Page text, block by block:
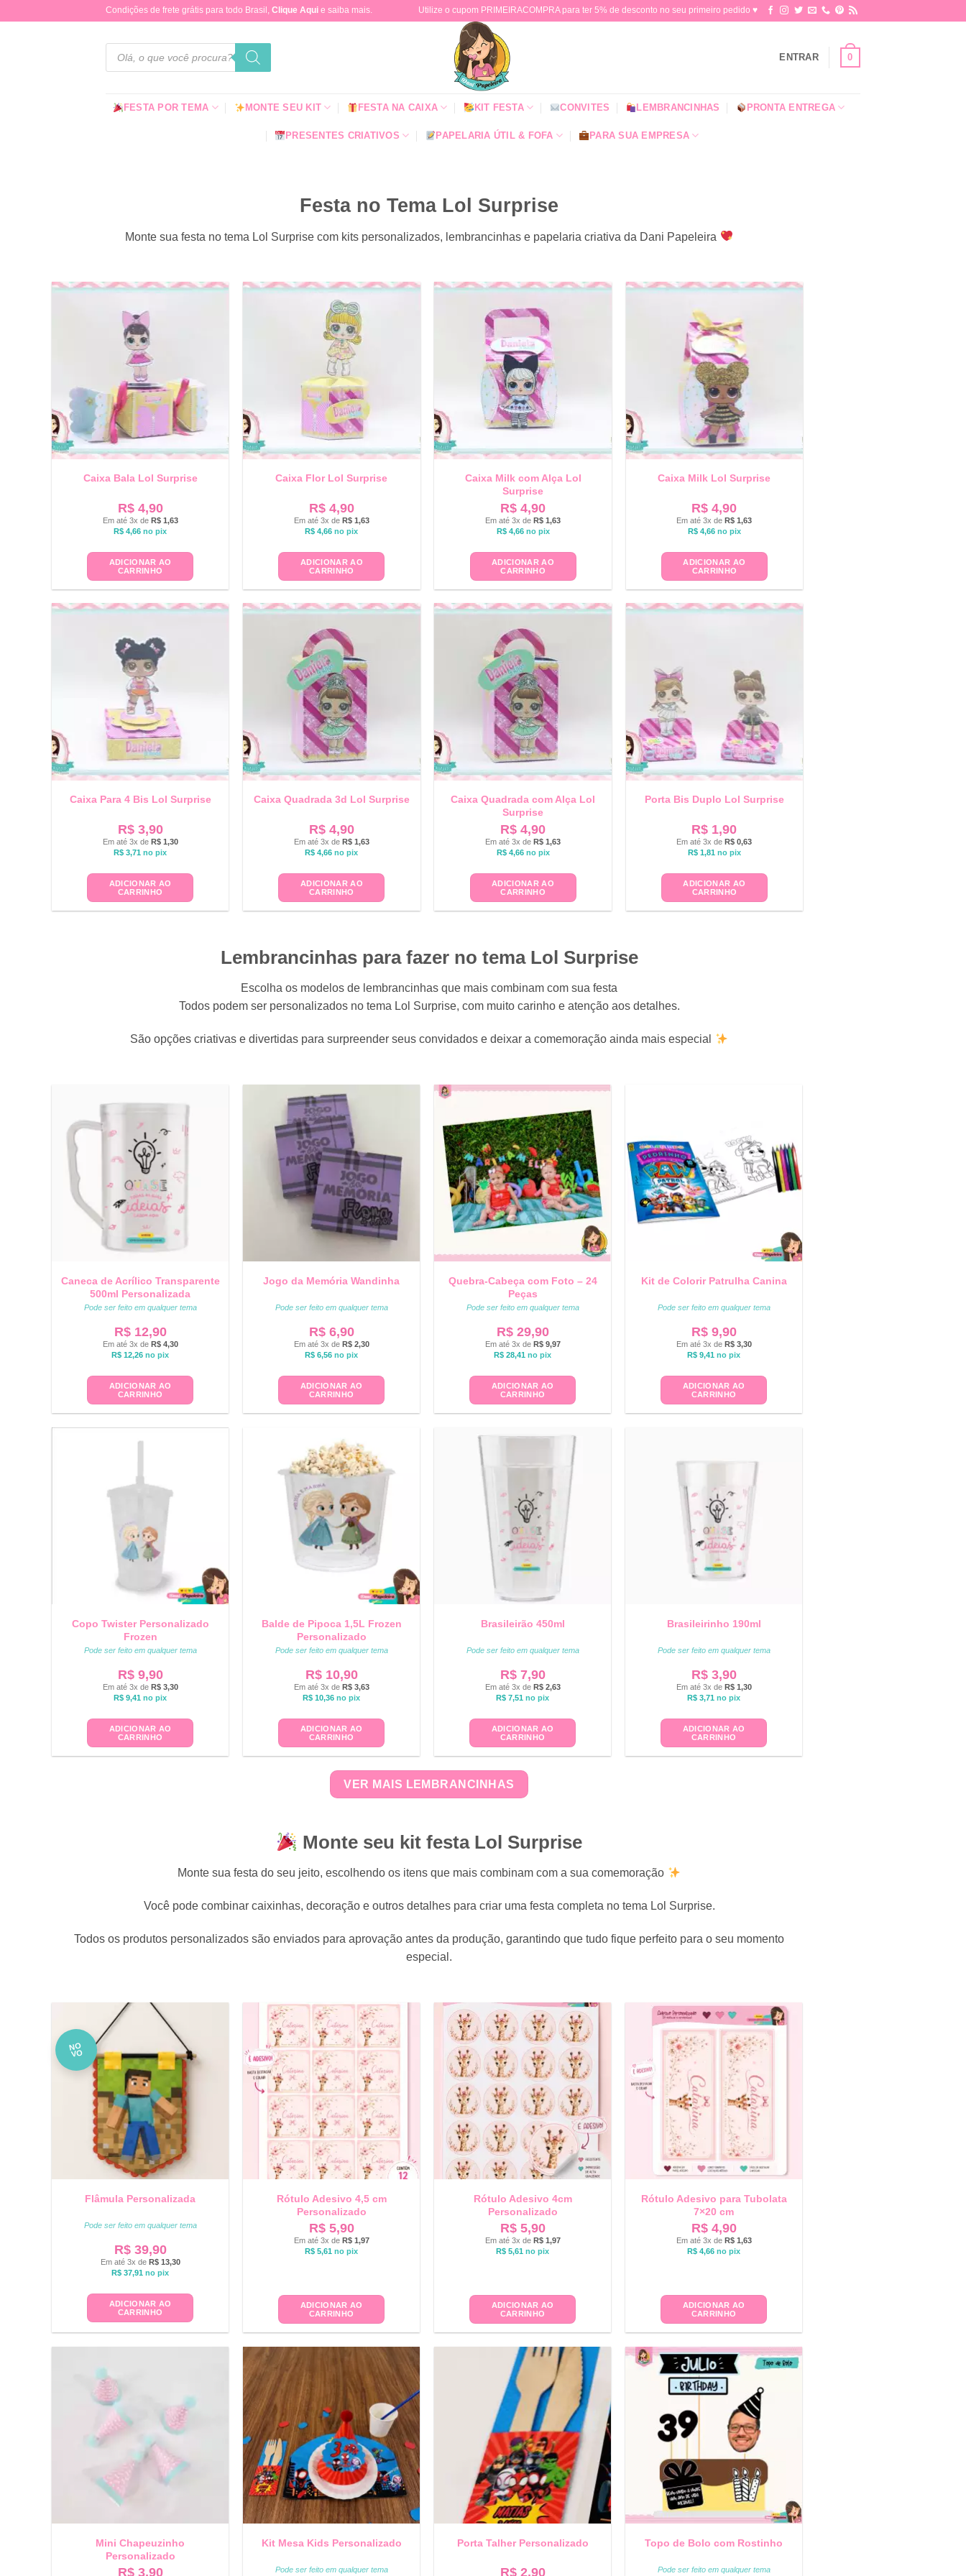
Condições de frete grátis para todo Brasil, Clique Aqui e saiba mais. Utilize o cupom PRIMEIRACOMPRA para ter 5% de desconto no seu primeiro pedido ♥​
Pesquisar
produtos
ENTRAR 0
FESTA POR TEMA MONTE SEU KIT FESTA NA CAIXA KIT FESTA CONVITES LEMBRANCINHAS PRONTA ENTREGA
PRESENTES CRIATIVOS PAPELARIA ÚTIL & FOFA PARA SUA EMPRESA
Festa no Tema Lol Surprise
Monte sua festa no tema Lol Surprise com kits personalizados, lembrancinhas e papelaria criativa da Dani Papeleira
Caixa Bala Lol Surprise
R$4,90
Em até 3x de R$1,63
R$ 4,66 no pix
ADICIONAR AO
CARRINHO
Caixa Flor Lol Surprise
R$4,90
Em até 3x de R$1,63
R$ 4,66 no pix
ADICIONAR AO
CARRINHO
Caixa Milk com Alça Lol
Surprise
R$ 4,90
Em até 3x deR$ 1,63
R$4,66 no pix
ADICIONAR AO
CARRINHO
Caixa Milk Lol Surprise
R$ 4,90
Em até 3x deR$ 1,63
R$4,66 no pix
ADICIONAR AO
CARRINHO
Caixa Para 4 Bis Lol Surprise
R$3,90
Em até 3x de R$1,30
R$ 3,71 no pix
ADICIONAR AO
CARRINHO
Caixa Quadrada 3d Lol Surprise
R$4,90
Em até 3x de R$1,63
R$ 4,66 no pix
ADICIONAR AO
CARRINHO
Caixa Quadrada com Alça Lol
Surprise
R$ 4,90
Em até 3x deR$ 1,63
R$4,66 no pix
ADICIONAR AO
CARRINHO
Porta Bis Duplo Lol Surprise
R$ 1,90
Em até 3x deR$ 0,63
R$1,81 no pix
ADICIONAR AO
CARRINHO
Lembrancinhas para fazer no tema Lol Surprise
Escolha os modelos de lembrancinhas que mais combinam com sua festa
Todos podem ser personalizados no tema Lol Surprise, com muito carinho e atenção aos detalhes.
São opções criativas e divertidas para surpreender seus convidados e deixar a comemoração ainda mais especial
Caneca de Acrílico Transparente
500ml Personalizada
Pode ser feito em qualquer tema
R$12,90
Em até 3x de R$4,30
R$ 12,26 no pix
ADICIONAR AO
CARRINHO
Jogo da Memória Wandinha
Pode ser feito em qualquer tema
R$6,90
Em até 3x de R$2,30
R$ 6,56 no pix
ADICIONAR AO
CARRINHO
Quebra-Cabeça com Foto – 24
Peças
Pode ser feito em qualquer tema
R$29,90
Em até 3x de R$9,97
R$ 28,41 no pix
ADICIONAR AO
CARRINHO
Kit de Colorir Patrulha Canina
Pode ser feito em qualquer tema
R$9,90
Em até 3x de R$3,30
R$ 9,41 no pix
ADICIONAR AO
CARRINHO
Copo Twister Personalizado
Frozen
Pode ser feito em qualquer tema
R$9,90
Em até 3x de R$3,30
R$ 9,41 no pix
ADICIONAR AO
CARRINHO
Balde de Pipoca 1,5L Frozen
Personalizado
Pode ser feito em qualquer tema
R$10,90
Em até 3x de R$3,63
R$ 10,36 no pix
ADICIONAR AO
CARRINHO
Brasileirão 450ml
Pode ser feito em qualquer tema
R$7,90
Em até 3x de R$2,63
R$ 7,51 no pix
ADICIONAR AO
CARRINHO
Brasileirinho 190ml
Pode ser feito em qualquer tema
R$3,90
Em até 3x de R$1,30
R$ 3,71 no pix
ADICIONAR AO
CARRINHO
VER MAIS LEMBRANCINHAS
Monte seu kit festa Lol Surprise
Monte sua festa do seu jeito, escolhendo os itens que mais combinam com a sua comemoração
Você pode combinar caixinhas, decoração e outros detalhes para criar uma festa completa no tema Lol Surprise.
Todos os produtos personalizados são enviados para aprovação antes da produção, garantindo que tudo fique perfeito para o seu momento
especial.
NO
VO
Flâmula Personalizada
Pode ser feito em qualquer tema
R$39,90
Em até 3x de R$13,30
R$ 37,91 no pix
ADICIONAR AO
CARRINHO
Rótulo Adesivo 4,5 cm
Personalizado
R$5,90
Em até 3x de R$1,97
R$ 5,61 no pix
ADICIONAR AO
CARRINHO
Rótulo Adesivo 4cm
Personalizado
R$5,90
Em até 3x de R$1,97
R$ 5,61 no pix
ADICIONAR AO
CARRINHO
Rótulo Adesivo para Tubolata
7×20 cm
R$4,90
Em até 3x de R$1,63
R$ 4,66 no pix
ADICIONAR AO
CARRINHO
Mini Chapeuzinho
Personalizado
R$3,90
Kit Mesa Kids Personalizado
Pode ser feito em qualquer tema
Porta Talher Personalizado
R$2,90
Topo de Bolo com Rostinho
Pode ser feito em qualquer tema